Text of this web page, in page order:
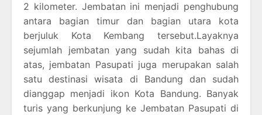
2 kilometer. Jembatan ini menjadi penghubung
antara bagian timur dan bagian utara kota
berjuluk Kota Kembang tersebut.Layaknya
sejumlah jembatan yang sudah kita bahas di
atas, jembatan Pasupati juga merupakan salah
satu destinasi wisata di Bandung dan sudah
dianggap menjadi ikon Kota Bandung. Banyak
turis yang berkunjung ke Jembatan Pasupati di